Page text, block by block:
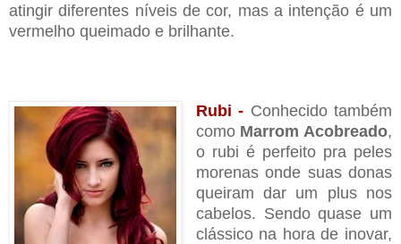
atingir diferentes níveis de cor, mas a intenção é um
vermelho queimado e brilhante.
Rubi - Conhecido também
como Marrom Acobreado,
o rubi é perfeito pra peles
morenas onde suas donas
queiram dar um plus nos
cabelos. Sendo quase um
clássico na hora de inovar,